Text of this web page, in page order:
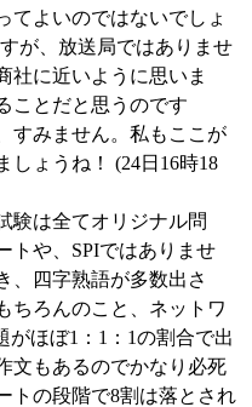
てよいのではないでしょ
が、放送局ではありませ
社に近いように思いま
ことだと思うのです
すみません。私もここが
しょうね！ (24日16時18
験は全てオリジナル問
トや、SPIではありませ
、四字熟語が多数出さ
ちろんのこと、ネットワ
がほぼ1：1：1の割合で出
文もあるのでかなり必死
トの段階で8割は落とされ